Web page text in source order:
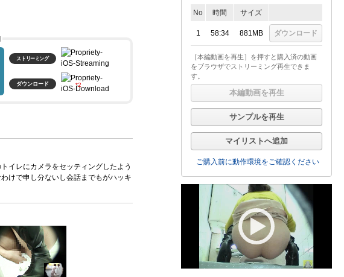
ストリーミング
ダウンロード
イレにカメラをセッティングしたよう
けで申し分ないし会話までもがハッキ
No 時間 サイズ
1 58:34 881MB ダウンロード
［本編動画を再生］を押すと購入済の動画
をブラウザでストリーミング再生できま
す。
本編動画を再生
サンプルを再生
マイリストへ追加
ご購入前に動作環境をご確認ください